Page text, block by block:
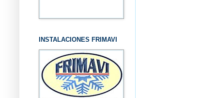
INSTALACIONES FRIMAVI